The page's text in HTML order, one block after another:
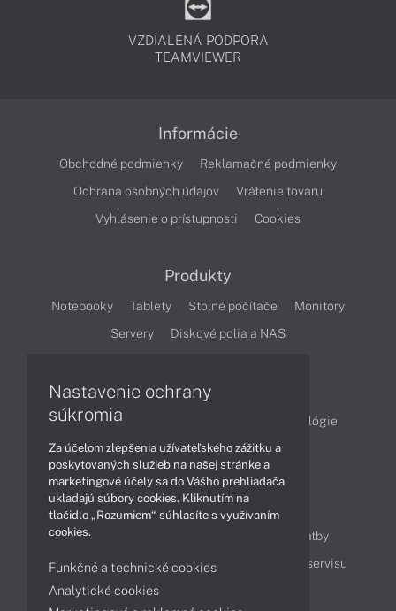
VZDIALENÁ PODPORA
TEAMVIEWER
Informácie
Obchodné podmienky
Reklamačné podmienky
Ochrana osobných údajov
Vrátenie tovaru
Vyhlásenie o prístupnosti
Cookies
Produkty
Notebooky Tablety Stolné počítače
Monitory
Servery
Diskové polia a NAS
Články
Obchodné informácie
Technológie
Videá
Obsah
Ako nakupovať
Možnosti doručenia a platby
Podpora a servis
Servisné služby Cenník servisu
Nastavenie ochrany
súkromia
Za účelom zlepšenia užívateľského zážitku a
poskytovaných služieb na našej stránke a
marketingové účely sa do Vášho prehliadača
ukladajú súbory cookies. Kliknutím na
tlačidlo „Rozumiem“ súhlasíte s využívaním
cookies.
Funkčné a technické cookies
Analytické cookies